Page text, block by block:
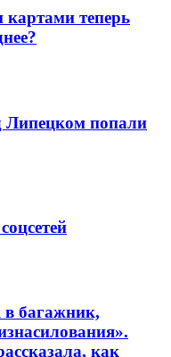
теперь
Липецком попали
в багажник,
как